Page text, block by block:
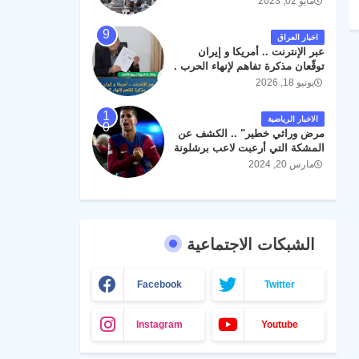
اخبار العراق
عبر الإنترنت .. أمريكا و إيران
توقّعان مذكرة تفاهم لإنهاء الحرب .
يونيو 18, 2026
الاخبار الرياضية
مرض وراثي خطير" .. الكشف عن
المشكة التي أرعبت لاعب برشلونة
جواو كانسيلو
مارس 20, 2024
الشبكات الاجتماعية
Facebook Twitter
Instagram Youtube